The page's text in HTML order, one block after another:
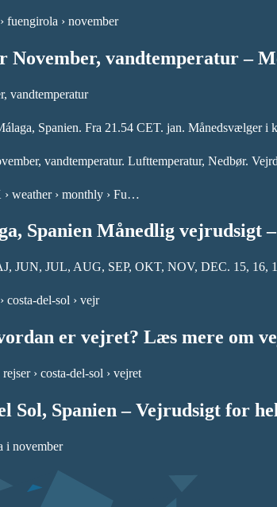
fuengirola › november
vandtemperatur –
vandtemperatur
Spanien. Fra 21.54 CET. jan. Månedsvælger
vandtemperatur. Lufttemperatur, Nedbør.
› weather › monthly › Fu…
Spanien Månedlig vejrudsigt
JUN, JUL, AUG, SEP, OKT, NOV, DEC. 15, 16,
costa-del-sol › vejr
er vejret? Læs mere om
› costa-del-sol › vejret
Sol, Spanien – Vejrudsigt for
i november